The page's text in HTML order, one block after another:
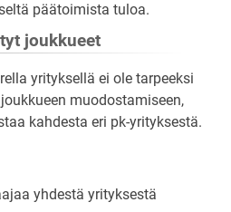
päätoimista tuloa.
joukkueet
yrityksellä ei ole tarpeeksi
muodostamiseen,
kahdesta eri pk-yrityksestä.
yhdestä yrityksestä